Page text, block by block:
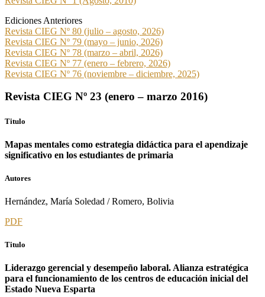
Ediciones Anteriores
Revista CIEG Nº 80 (julio – agosto, 2026)
Revista CIEG Nº 79 (mayo – junio, 2026)
Revista CIEG Nº 78 (marzo – abril, 2026)
Revista CIEG Nº 77 (enero – febrero, 2026)
Revista CIEG Nº 76 (noviembre – diciembre, 2025)
Revista CIEG Nº 23 (enero – marzo 2016)
Titulo
Mapas mentales como estrategia didáctica para el apendizaje
significativo en los estudiantes de primaria
Autores
Hernández, María Soledad / Romero, Bolivia
PDF
Titulo
Liderazgo gerencial y desempeño laboral. Alianza estratégica
para el funcionamiento de los centros de educación inicial del
Estado Nueva Esparta